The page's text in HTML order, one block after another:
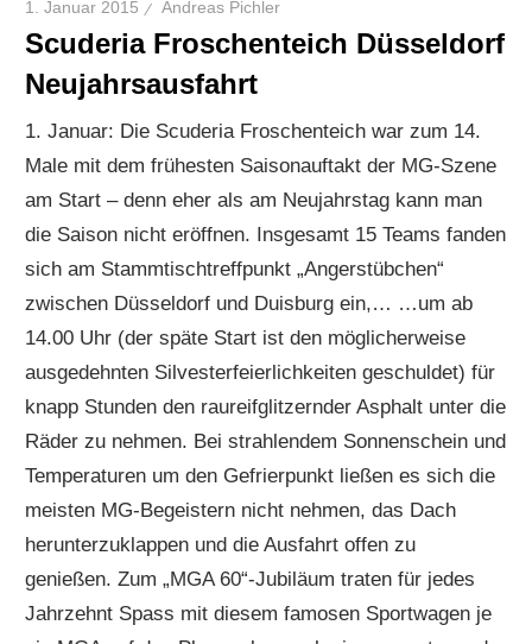
1. Januar 2015 Andreas Pichler
Scuderia Froschenteich Düsseldorf
Neujahrsausfahrt
1. Januar: Die Scuderia Froschenteich war zum 14.
Male mit dem frühesten Saisonauftakt der MG-Szene
am Start – denn eher als am Neujahrstag kann man
die Saison nicht eröffnen. Insgesamt 15 Teams fanden
sich am Stammtischtreffpunkt „Angerstübchen“
zwischen Düsseldorf und Duisburg ein,… …um ab
14.00 Uhr (der späte Start ist den möglicherweise
ausgedehnten Silvesterfeierlichkeiten geschuldet) für
knapp Stunden den raureifglitzernder Asphalt unter die
Räder zu nehmen. Bei strahlendem Sonnenschein und
Temperaturen um den Gefrierpunkt ließen es sich die
meisten MG-Begeistern nicht nehmen, das Dach
herunterzuklappen und die Ausfahrt offen zu
genießen. Zum „MGA 60“-Jubiläum traten für jedes
Jahrzehnt Spass mit diesem famosen Sportwagen je